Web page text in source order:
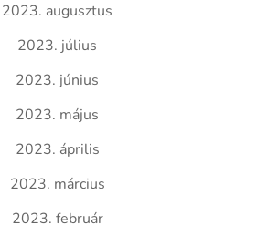
2023. augusztus
2023. július
2023. június
2023. május
2023. április
2023. március
2023. február